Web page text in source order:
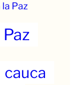
Paz
cauca